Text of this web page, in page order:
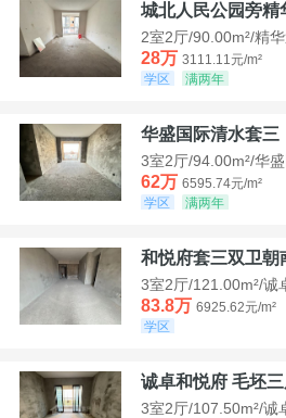
城北人民公园旁精
2室2厅/90.00m²/精
28万 3111.11元/m²
学区
满两年
华盛国际清水套三
3室2厅/94.00m²/华
62万 6595.74元/m²
学区
满两年
和悦府套三双卫朝
3室2厅/121.00m²/诚
83.8万 6925.62元/m²
学区
诚卓和悦府 毛坯
3室2厅/107.50m²/诚